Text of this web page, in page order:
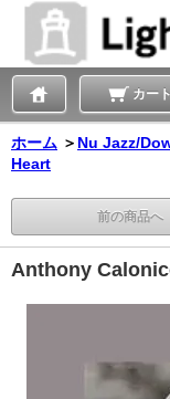
カート
ホーム ＞ Nu Jazz/
Heart
前の商品へ
Anthony